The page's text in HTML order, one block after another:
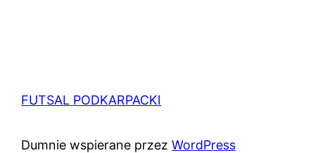
FUTSAL PODKARPACKI
Dumnie wspierane przezWordPress